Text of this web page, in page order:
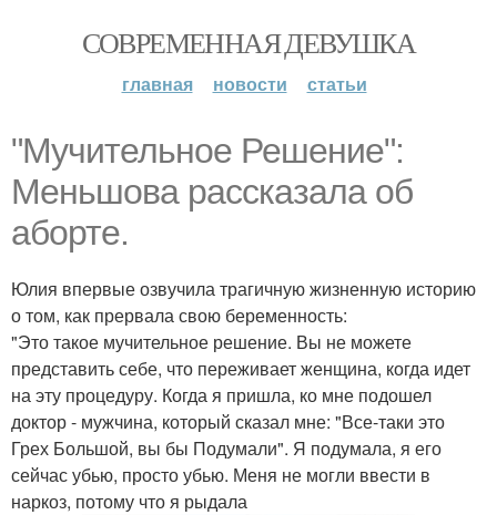
СОВРЕМЕННАЯ ДЕВУШКА
главная новости статьи
"Мучительное Решение":
Меньшова рассказала об
аборте.
Юлия впервые озвучила трагичную жизненную историю
о том, как прервала свою беременность:
"Это такое мучительное решение. Вы не можете
представить себе, что переживает женщина, когда идет
на эту процедуру. Когда я пришла, ко мне подошел
доктор - мужчина, который сказал мне: "Все-таки это
Грех Большой, вы бы Подумали". Я подумала, я его
сейчас убью, просто убью. Меня не могли ввести в
наркоз, потому что я рыдала